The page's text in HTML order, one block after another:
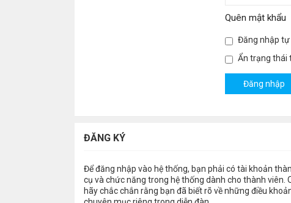
Quên mật khẩu
Đăng nhập tự
Ẩn trạng thái
ĐĂNG KÝ
Để đăng nhập vào hệ thống, bạn phải có tài khoản
cụ và chức năng trong hệ thống dành cho thành viên.
hãy chắc chắn rằng bạn đã biết rõ về những điều